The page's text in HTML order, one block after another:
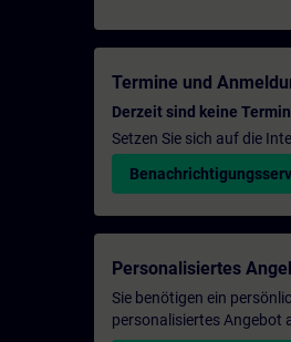
Termine und
Derzeit sind keine
Setzen Sie sich auf die
Personalisiertes
Sie benötigen ein
personalisiertes Angebot